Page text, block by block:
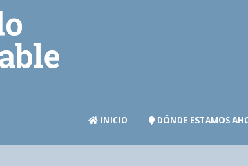
INICIO DÓNDE ESTAMOS